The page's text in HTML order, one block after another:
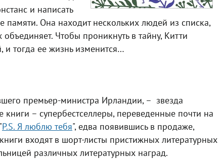
и написать
памяти. Она находит нескольких людей из списка,
Чтобы проникнуть в тайну, Китти
и тогда ее жизнь изменится…
премьер-министра Ирландии, – звезда
– супербестселлеры, переведенные почти на
P.S. Я люблю тебя", едва появившись в продаже,
входят в шорт-листы пристижных литературных
различных литературных наград.